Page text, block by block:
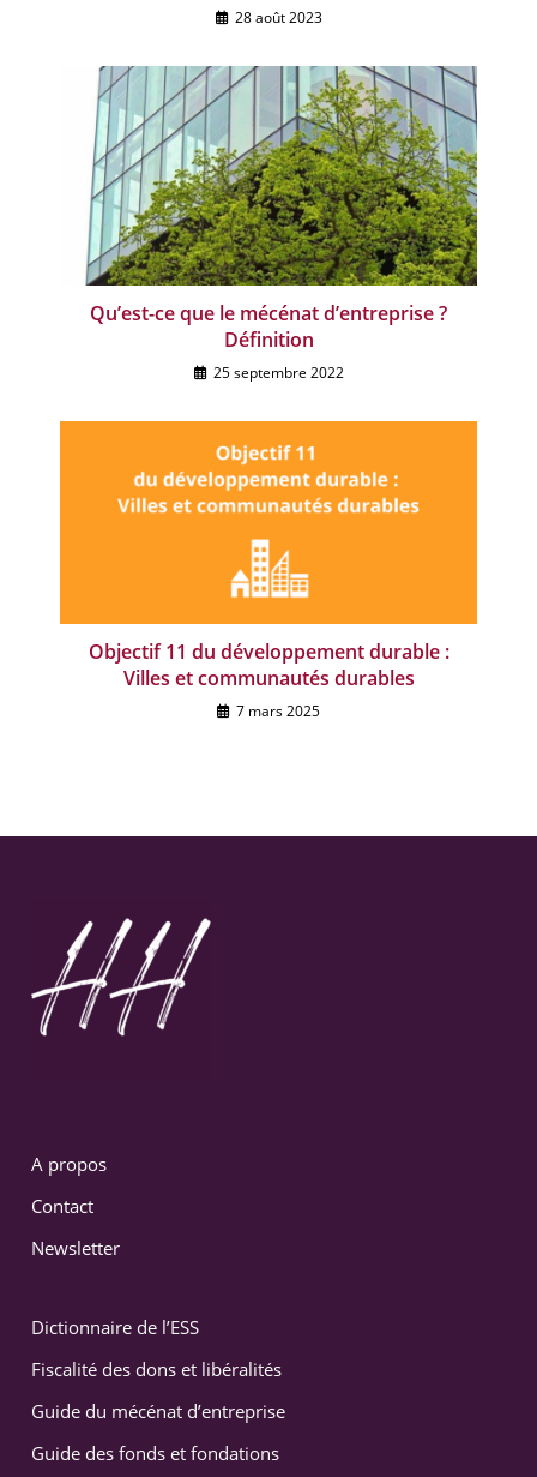
28 août 2023
Qu’est-ce que le mécénat d’entreprise ?
Définition
25 septembre 2022
Objectif 11 du développement durable :
Villes et communautés durables
7 mars 2025
A propos
Contact
Newsletter
Dictionnaire de l’ESS
Fiscalité des dons et libéralités
Guide du mécénat d’entreprise
Guide des fonds et fondations